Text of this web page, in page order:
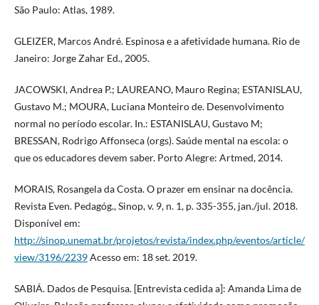
São Paulo: Atlas, 1989.
GLEIZER, Marcos André. Espinosa e a afetividade humana. Rio de
Janeiro: Jorge Zahar Ed., 2005.
JACOWSKI, Andrea P.; LAUREANO, Mauro Regina; ESTANISLAU,
Gustavo M.; MOURA, Luciana Monteiro de. Desenvolvimento
normal no período escolar. In.: ESTANISLAU, Gustavo M;
BRESSAN, Rodrigo Affonseca (orgs). Saúde mental na escola: o
que os educadores devem saber. Porto Alegre: Artmed, 2014.
MORAIS, Rosangela da Costa. O prazer em ensinar na docência.
Revista Even. Pedagóg., Sinop, v. 9, n. 1, p. 335-355, jan./jul. 2018.
Disponível em:
http://sinop.unemat.br/projetos/revista/index.php/eventos/article/
view/3196/2239Acesso em: 18 set. 2019.
SABIÁ. Dados de Pesquisa. [Entrevista cedida a]: Amanda Lima de